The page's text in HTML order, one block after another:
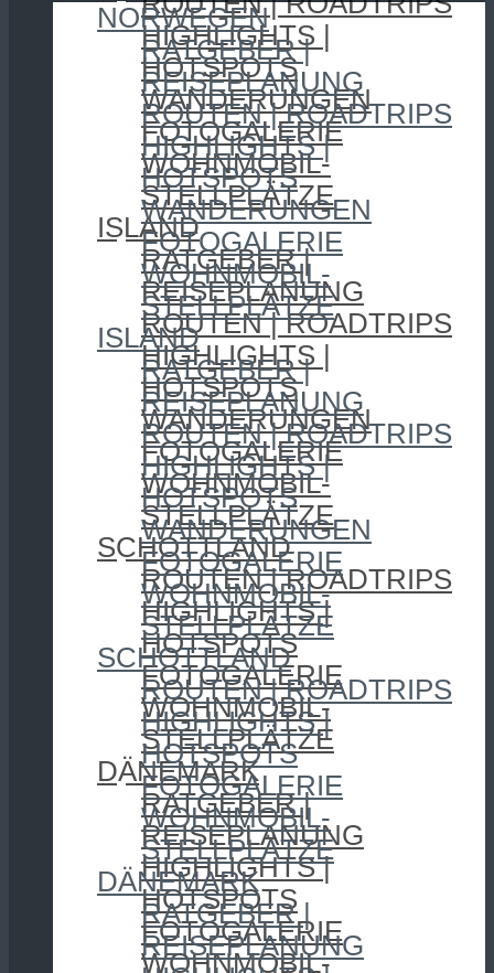
HIGHLIGHTS |
HOTSPOTS
WANDERUNGEN
FOTOGALERIE
WOHNMOBIL-
STELLPLÄTZE
ISLAND
RATGEBER |
REISEPLANUNG
ROUTEN | ROADTRIPS
HIGHLIGHTS |
HOTSPOTS
WANDERUNGEN
FOTOGALERIE
WOHNMOBIL-
STELLPLÄTZE
SCHOTTLAND
ROUTEN | ROADTRIPS
HIGHLIGHTS |
HOTSPOTS
FOTOGALERIE
WOHNMOBIL-
STELLPLÄTZE
DÄNEMARK
RATGEBER |
REISEPLANUNG
HIGHLIGHTS |
HOTSPOTS
FOTOGALERIE
WOHNMOBIL-
NORWEGEN
RATGEBER |
REISEPLANUNG
ROUTEN | ROADTRIPS
HIGHLIGHTS |
HOTSPOTS
WANDERUNGEN
FOTOGALERIE
WOHNMOBIL-
STELLPLÄTZE
ISLAND
RATGEBER |
REISEPLANUNG
ROUTEN | ROADTRIPS
HIGHLIGHTS |
HOTSPOTS
WANDERUNGEN
FOTOGALERIE
WOHNMOBIL-
STELLPLÄTZE
SCHOTTLAND
ROUTEN | ROADTRIPS
HIGHLIGHTS |
HOTSPOTS
FOTOGALERIE
WOHNMOBIL-
STELLPLÄTZE
DÄNEMARK
RATGEBER |
REISEPLANUNG